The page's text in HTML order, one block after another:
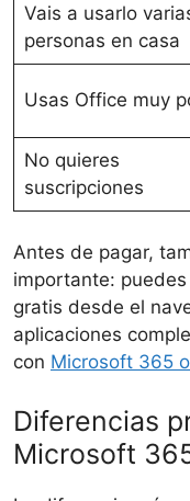
Vais a usarlo
personas en casa
Usas Office muy
No quieres
suscripciones
Antes de pagar,
importante:
gratis desde el
aplicaciones
con Microsoft 365
Diferencias
Microsoft